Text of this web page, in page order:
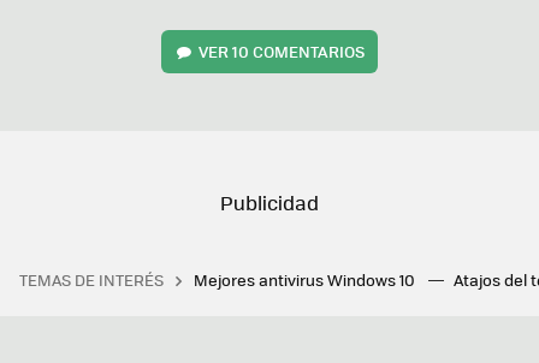
VER10 COMENTARIOS
TEMAS DE INTERÉS Mejores antivirus Windows 10 Atajos del